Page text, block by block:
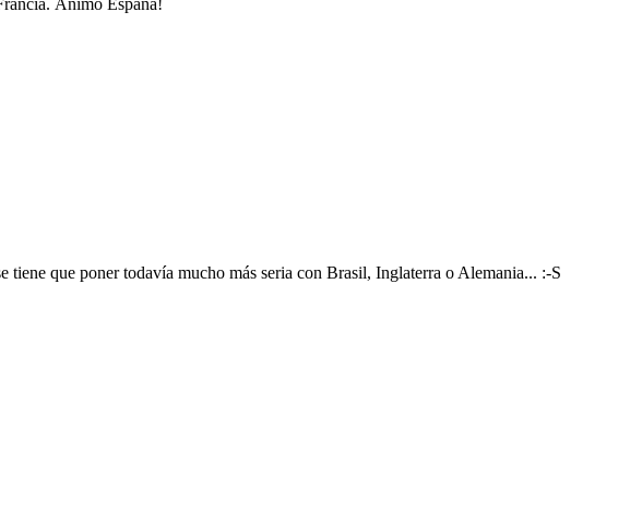
Ánimo España!
tiene que poner todavía mucho más seria con Brasil, Inglaterra o Alemania... :-S